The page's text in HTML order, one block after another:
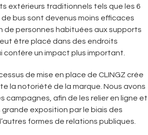
extérieurs traditionnels tels que les 6
bus sont devenus moins efficaces
de personnes habituées aux supports
être placé dans des endroits
confère un impact plus important.
de mise en place de CLINGZ crée
la notoriété de la marque. Nous avons
campagnes, afin de les relier en ligne et
exposition par le biais des
formes de relations publiques.